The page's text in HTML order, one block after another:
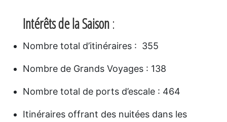
Intérêts de la Saison:
Nombre total d’itinéraires : 355
Nombre de Grands Voyages : 138
Nombre total de ports d’escale : 464
Itinéraires offrant des nuitées dans les